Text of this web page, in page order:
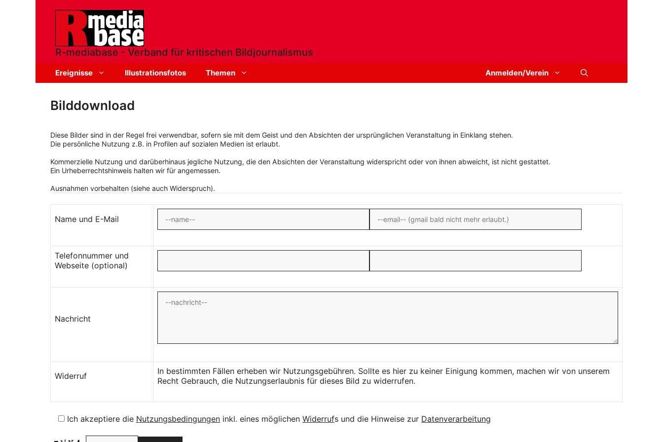
R-mediabase - Verband für kritischen Bildjournalismus
Ereignisse Illustrationsfotos Themen Anmelden/Verein
Bilddownload
Diese Bilder sind in der Regel frei verwendbar, sofern sie mit dem Geist und den Absichten der ursprünglichen Veranstaltung in Einklang stehen.
Die persönliche Nutzung z.B. in Profilen auf sozialen Medien ist erlaubt.
Kommerzielle Nutzung und darüberhinaus jegliche Nutzung, die den Absichten der Veranstaltung widerspricht oder von ihnen abweicht, ist nicht gestattet.
Ein Urheberrechtshinweis halten wir für angemessen.
Ausnahmen vorbehalten (siehe auch Widerspruch).
Name und E-Mail
Telefonnummer und
Webseite (optional)
Nachricht
Widerruf
In bestimmten Fällen erheben wir Nutzungsgebühren. Sollte es hier zu keiner Einigung kommen, machen wir von unserem
Recht Gebrauch, die Nutzungserlaubnis für dieses Bild zu widerrufen.
Ich akzeptiere die Nutzungsbedingungen inkl. eines möglichen Widerrufs und die Hinweise zur Datenverarbeitung